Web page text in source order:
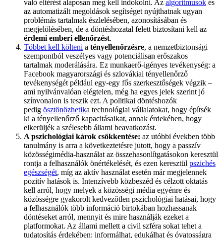
való eltérést alaposan meg kell indokolni. Az algoritmusok és
az automatizált megoldások segítséget nyújthatnak ugyan
problémás tartalmak észlelésében, azonosításában és
megjelölésében, de a döntéshozatal felett biztosítani kell az
érdemi emberi ellenőrzést.
Többet kell költeni a tényellenőrzésre, a nemzetbiztonsági
szempontból veszélyes vagy potenciálisan erőszakos
tartalmak moderálására. Ez munkaerő-igényes tevékenység: a
Facebook magyarországi és szlovákiai tényellenőrző
tevékenységét például egy-egy fős szerkesztőségek végzik –
ami nyilvánvalóan elégtelen, még ha egyes jelek szerint jó
színvonalon is teszik ezt. A politikai döntéshozók
pedig ösztönözhetika technológiai vállalatokat, hogy építsék
ki a tényellenőrző kapacitásaikat, annak érdekében, hogy
elkerüljék a szélesebb állami beavatkozást.
A pszichológiai károk csökkentése: az utóbbi években több
tanulmány is arra a következtetésre jutott, hogy a passzív
közösségimédia-használat az összehasonlítgatásokon keresztül
rontja a felhasználók önértékelését, és ezen keresztül pszichés
egészségét, míg az aktív használat esetén már megjelennek
pozitív hatások is. Intenzívebb közbeszéd és célzott oktatás
kell arról, hogy melyek a közösségi média egyénre és
közösségre gyakorolt kedvezőtlen pszichológiai hatásai, hogy
a felhasználók több információ birtokában hozhassanak
döntéseket arról, mennyit és mire használják ezeket a
platformokat. Az állami mellett a civil szféra sokat tehet a
tudatosítás érdekében: informálhat, edukálhat és óvatosságra